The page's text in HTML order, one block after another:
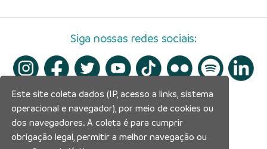
Siga nossas redes sociais:
Este site coleta dados (IP, acesso a links, sistema
operacional e navegador), por meio de cookies ou
dos navegadores. A coleta é para cumprir
obrigação legal, permitir a melhor navegação ou